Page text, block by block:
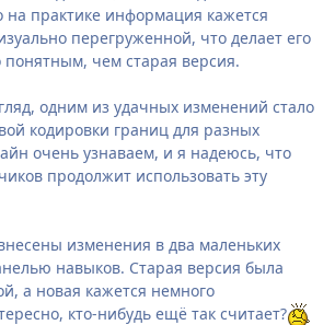
на практике информация кажется
перегруженной, что делает его
чем старая версия.
одним из удачных изменений стало
кодировки границ для разных
очень узнаваем, и я надеюсь, что
продолжит использовать эту
изменения в два маленьких
навыков. Старая версия была
а новая кажется немного
кто-нибудь ещё так считает?